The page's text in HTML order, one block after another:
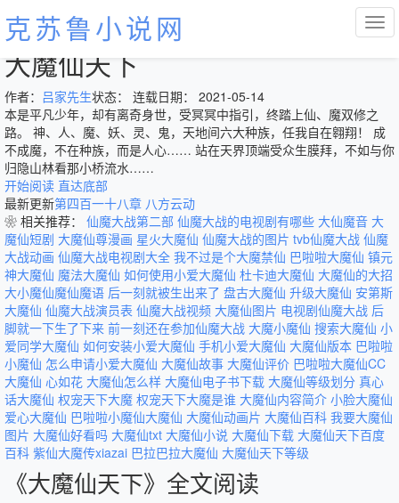
克苏鲁小说网
大魔仙天下
作者： 吕家先生状态： 连载日期： 2021-05-14
本是平凡少年，却有离奇身世，受冥冥中指引，终踏上仙、魔双修之
路。 神、人、魔、妖、灵、鬼，天地间六大种族，任我自在翱翔！ 成
不成魔，不在种族，而是人心…… 站在天界顶端受众生膜拜，不如与你
归隐山林看那小桥流水……
开始阅读 直达底部
最新更新第四百一十八章 八方云动
❀ 相关推荐： 仙魔大战第二部 仙魔大战的电视剧有哪些 大仙魔音 大
魔仙短剧 大魔仙尊漫画 星火大魔仙 仙魔大战的图片 tvb仙魔大战 仙魔
大战动画 仙魔大战电视剧大全 我不过是个大魔禁仙 巴啦啦大魔仙 镇元
神大魔仙 魔法大魔仙 如何使用小爱大魔仙 杜卡迪大魔仙 大魔仙的大招
大小魔仙魔仙魔语 后一刻就被生出来了 盘古大魔仙 升级大魔仙 安第斯
大魔仙 仙魔大战演员表 仙魔大战视频 大魔仙图片 电视剧仙魔大战 后
脚就一下生了下来 前一刻还在参加仙魔大战 大魔小魔仙 搜索大魔仙 小
爱同学大魔仙 如何安装小爱大魔仙 手机小爱大魔仙 大魔仙版本 巴啦啦
小魔仙 怎么申请小爱大魔仙 大魔仙故事 大魔仙评价 巴啦啦大魔仙CC
大魔仙 心如花 大魔仙怎么样 大魔仙电子书下载 大魔仙等级划分 真心
话大魔仙 权宠天下大魔 权宠天下大魔是谁 大魔仙内容简介 小脸大魔仙
爱心大魔仙 巴啦啦小魔仙大魔仙 大魔仙动画片 大魔仙百科 我要大魔仙
图片 大魔仙好看吗 大魔仙txt 大魔仙小说 大魔仙下载 大魔仙天下百度
百科 紫仙大魔传xiazai 巴拉巴拉大魔仙 大魔仙天下等级
《大魔仙天下》全文阅读